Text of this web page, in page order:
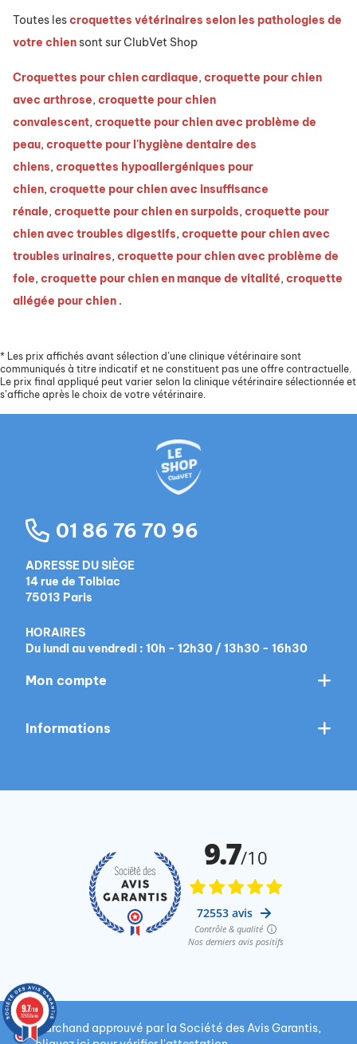
Toutes lescroquettes vétérinaires selon les pathologies de
votre chiensont sur ClubVet Shop
Croquettes pour chien cardiaque, croquette pour chien
avec arthrose, croquette pour chien
convalescent, croquette pour chien avec problème de
peau, croquette pour l'hygiène dentaire des
chiens, croquettes hypoallergéniques pour
chien, croquette pour chien avec insuffisance
rénale, croquette pour chien en surpoids, croquette pour
chien avec troubles digestifs, croquette pour chien avec
troubles urinaires, croquette pour chien avec problème de
foie, croquette pour chien en manque de vitalité, croquette
allégée pour chien .
* Les prix affichés avant sélection d’une clinique vétérinaire sont
communiqués à titre indicatif et ne constituent pas une offre contractuelle.
Le prix final appliqué peut varier selon la clinique vétérinaire sélectionnée et
s’affiche après le choix de votre vétérinaire.
01 86 76 70 96
ADRESSE DU SIÈGE
14 rue de Tolbiac
75013 Paris
HORAIRES
Du lundi au vendredi : 10h - 12h30 / 13h30 - 16h30
Mon compte
Informations
Marchand approuvé par la Société des Avis Garantis,
9.7/10
72553 avis